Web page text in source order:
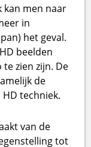
kan men naar
in
het geval.
beelden
te zien zijn. De
de
techniek.
van de
tot